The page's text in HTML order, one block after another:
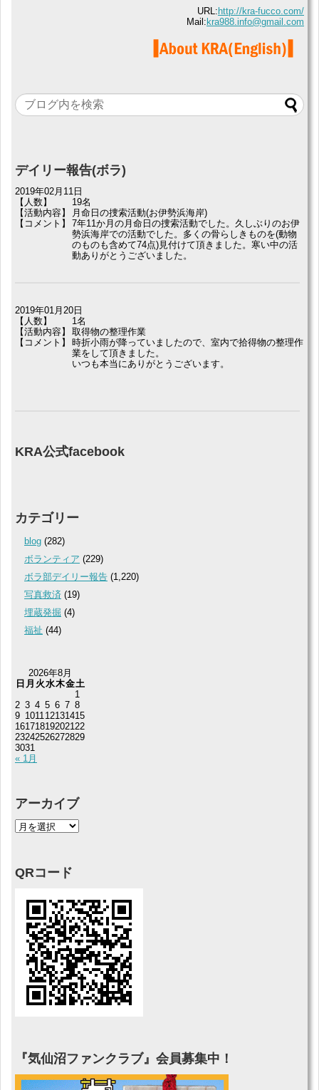
URL: http://kra-fucco.com/
Mail: kra988.info@gmail.com
デイリー報告(ボラ)
2019年02月11日
【人数】
19名
【活動内容】
月命日の捜索活動(お伊勢浜海岸)
【コメント】
7年11か月の月命日の捜索活動でした。久しぶりのお伊
勢浜海岸での活動でした。多くの骨らしきものを(動物
のものも含めて74点)見付けて頂きました。寒い中の活
動ありがとうございました。
2019年01月20日
【人数】
1名
【活動内容】
取得物の整理作業
【コメント】
時折小雨が降っていましたので、室内で拾得物の整理作
業をして頂きました。
いつも本当にありがとうございます。
KRA公式facebook
カテゴリー
blog (282)
ボランティア (229)
ボラ部デイリー報告 (1,220)
写真救済 (19)
埋蔵発掘 (4)
福祉 (44)
2026年8月
日 月 火水木金土
« 1月
1
2 3 4 5 6 7 8
9 1011 12131415
161718192021 22
23242526272829
3031
アーカイブ
QRコード
『気仙沼ファンクラブ』会員募集中！